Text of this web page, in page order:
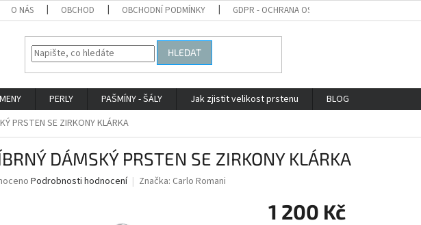
O NÁS OBCHOD OBCHODNÍ PODMÍNKY GDPR - OCHRANA OSOBNÍCH ÚDAJŮ
HLEDAT
PERLY PAŠMÍNY - ŠÁLY Jak zjistit velikost prstenu
BLOG
PRSTEN SE ZIRKONY KLÁRKA
DÁMSKÝ PRSTEN SE ZIRKONY KLÁRKA
Podrobnosti hodnocení Značka: Carlo Romani
1 200 Kč